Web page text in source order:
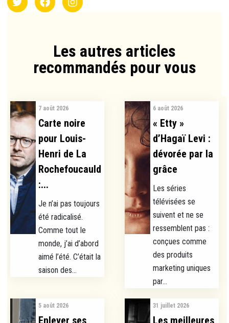
Les autres articles
recommandés pour vous​
7 août 2026
Carte noire
pour Louis-
Henri de La
Rochefoucauld
:...
Je n’ai pas toujours
été radicalisé.
Comme tout le
monde, j’ai d’abord
aimé l’été. C’était la
saison des...
6 août 2026
« Etty »
d’Hagaï Levi :
dévorée par la
grâce
Les séries
télévisées se
suivent et ne se
ressemblent pas :
conçues comme
des produits
marketing uniques
par...
5 août 2026
Enlever ses
31 juillet 2026
Les meilleures